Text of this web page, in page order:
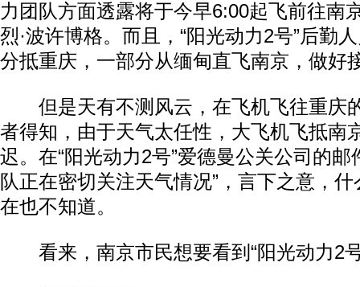
力团队方面透露将于今早6:00起飞前往南
烈·波许博格。而且，“阳光动力2号”后勤
分抵重庆，一部分从缅甸直飞南京，做好
但是天有不测风云，在飞机飞往重庆
者得知，由于天气太任性，大飞机飞抵南
迟。在“阳光动力2号”爱德曼公关公司的邮
队正在密切关注天气情况”，言下之意，
在也不知道。
看来，南京市民想要看到“阳光动力2